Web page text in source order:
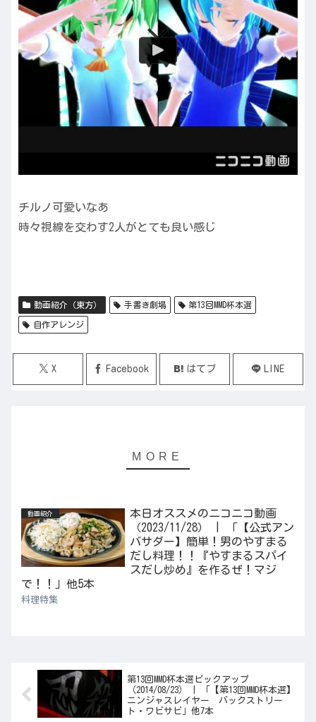
チルノ可愛いなあ
時々視線を交わす2人がとても良い感じ
動画紹介（東方） 手書き劇場 第13回MMD杯本選
自作アレンジ
X Facebook はてブ LINE
動画紹介
本日オススメのニコニコ動画
（2023/11/28） | 「【公式アン
バサダー】簡単！男のやすまる
だし料理！！『やすまるスパイ
スだし炒め』を作るぜ！マジ
で！！」他5本
料理特集
第13回MMD杯本選ピックアップ
（2014/08/23） | 「【第13回MMD杯本選】
ニンジャスレイヤー バックストリー
ト・ワビサビ」他7本